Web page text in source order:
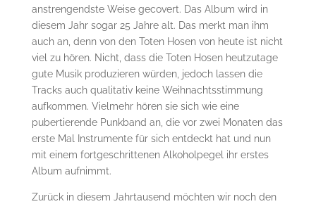
anstrengendste Weise gecovert. Das Album wird in
diesem Jahr sogar 25 Jahre alt. Das merkt man ihm
auch an, denn von den Toten Hosen von heute ist nicht
viel zu hören. Nicht, dass die Toten Hosen heutzutage
gute Musik produzieren würden, jedoch lassen die
Tracks auch qualitativ keine Weihnachtsstimmung
aufkommen. Vielmehr hören sie sich wie eine
pubertierende Punkband an, die vor zwei Monaten das
erste Mal Instrumente für sich entdeckt hat und nun
mit einem fortgeschrittenen Alkoholpegel ihr erstes
Album aufnimmt.
Zurück in diesem Jahrtausend möchten wir noch den